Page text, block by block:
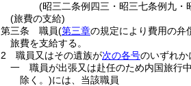
(昭三二条例四三・昭三七条例九
(旅費の支給)
第三条
職員(第三章の規定により費用の弁
旅費を支給する。
2
職員又はその遺族が次の各号のいずれか
一
職員が出張又は赴任のため内国旅行
除く。)には、当該職員